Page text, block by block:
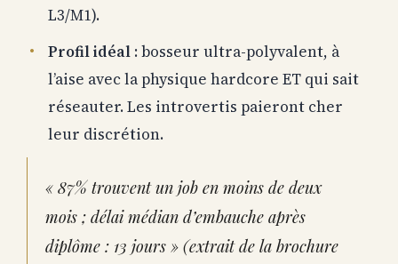
L3/M1).
Profil idéal : bosseur ultra-polyvalent, à
l’aise avec la physique hardcore ET qui sait
réseauter. Les introvertis paieront cher
leur discrétion.
« 87% trouvent un job en moins de deux
mois ; délai médian d’embauche après
diplôme : 13 jours » (extrait de la brochure